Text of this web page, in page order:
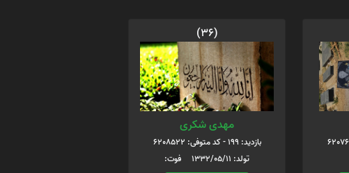
(36)
مهدی شکری
بازدید: 199 - کد متوفی: 6208522
تولد: 1332/05/11 فوت: